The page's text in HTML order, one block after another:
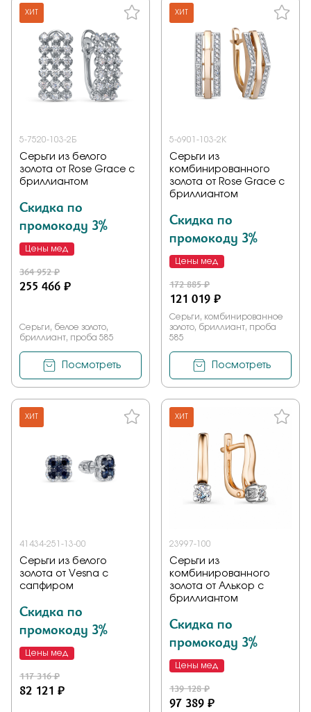
ХИТ
5-7520-103-2Б
Серьги из белого
золота от Rose Grace с
бриллиантом
Скидка по
промокоду 3%
Цены мед
364 952 ₽
255 466 ₽
Серьги, белое золото,
бриллиант, проба 585
Посмотреть
ХИТ
5-6901-103-2К
Серьги из
комбинированного
золота от Rose Grace с
бриллиантом
Скидка по
промокоду 3%
Цены мед
172 885 ₽
121 019 ₽
Серьги, комбинированное
золото, бриллиант, проба
585
Посмотреть
ХИТ
41434-251-13-00
Серьги из белого
золота от Vesna с
сапфиром
Скидка по
промокоду 3%
Цены мед
117 316 ₽
82 121 ₽
ХИТ
23997-100
Серьги из
комбинированного
золота от Алькор с
бриллиантом
Скидка по
промокоду 3%
Цены мед
139 128 ₽
97 389 ₽